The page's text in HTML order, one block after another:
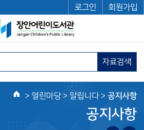
로그인 회원가입
자료검색
홈
> 열린마당> 알립니다 > 공지사항
공지사항